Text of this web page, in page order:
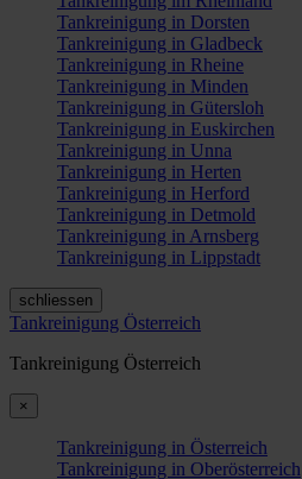
Tankreinigung in Dorsten
Tankreinigung in Gladbeck
Tankreinigung in Rheine
Tankreinigung in Minden
Tankreinigung in Gütersloh
Tankreinigung in Euskirchen
Tankreinigung in Unna
Tankreinigung in Herten
Tankreinigung in Herford
Tankreinigung in Detmold
Tankreinigung in Arnsberg
Tankreinigung in Lippstadt
schliessen
Tankreinigung Österreich
Tankreinigung Österreich
×
Tankreinigung in Österreich
Tankreinigung in Oberösterreich